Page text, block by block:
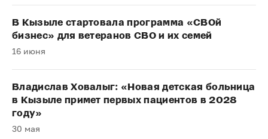
В Кызыле стартовала программа «СВОй
бизнес» для ветеранов СВО и их семей
16 июня
Владислав Ховалыг: «Новая детская больница
в Кызыле примет первых пациентов в 2028
году»
30 мая